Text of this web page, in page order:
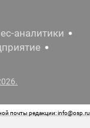
аналитики
почты редакции: info@osp.ru